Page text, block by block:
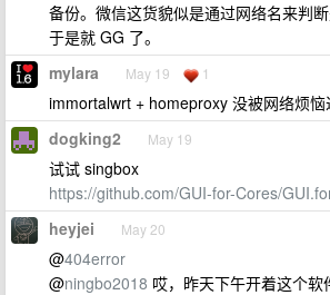
备份。微信这货貌似是通过网络名来判断
于是就 GG 了。
mylara May 19 1
immortalwrt + homeproxy 没被网络烦恼
dogking2 May 19
试试 singbox
https://github.com/GUI-for-Cores/
heyjei May 20
@404error
@ningbo2018 哎，昨天下午开着这个